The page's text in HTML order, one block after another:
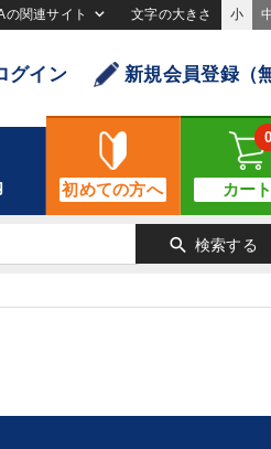
の関連サイト 文字の大きさ 小
グイン 新規会員登録（
初めての方へ カート
0
search 検索する